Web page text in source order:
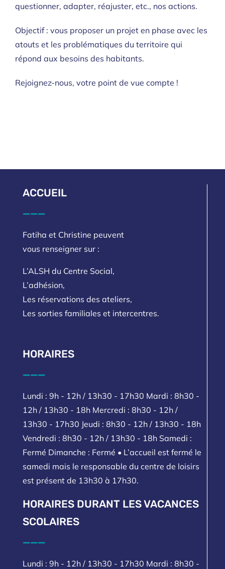
questionner, adapter, réajuster, etc., nos actions.
Objectif : vous proposer un projet en phase avec les
atouts et les problématiques du territoire qui
répond aux besoins des habitants.
Rejoignez-nous, votre point de vue compte !
ACCUEIL
___
Fatiha et Christine peuvent
vous renseigner sur :
L’ALSH du Centre Social,
L’adhésion,
Les réservations des ateliers,
Les sorties familiales et intercentres.
HORAIRES
___
Lundi : 9h - 12h / 13h30 - 17h30 Mardi : 8h30 -
12h / 13h30 - 18h Mercredi : 8h30 - 12h /
13h30 - 17h30 Jeudi : 8h30 - 12h / 13h30 - 18h
Vendredi : 8h30 - 12h / 13h30 - 18h Samedi :
Fermé Dimanche : Fermé • L’accueil est fermé le
samedi mais le responsable du centre de loisirs
est présent de 13h30 à 17h30.
HORAIRES DURANT LES VACANCES
SCOLAIRES
___
Lundi : 9h - 12h / 13h30 - 17h30 Mardi : 8h30 -